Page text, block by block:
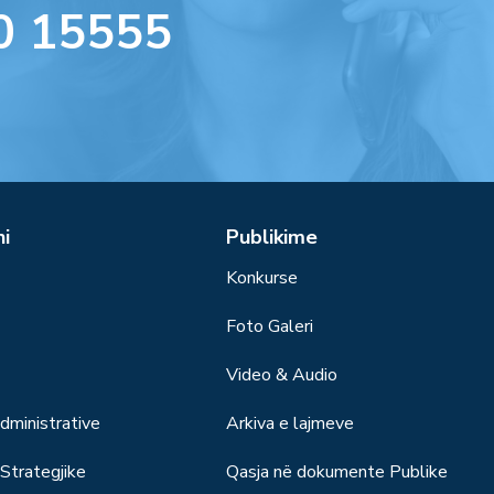
15555
Publikime
Konkurse
Foto Galeri
Video & Audio
Arkiva e lajmeve
Qasja në dokumente Publike